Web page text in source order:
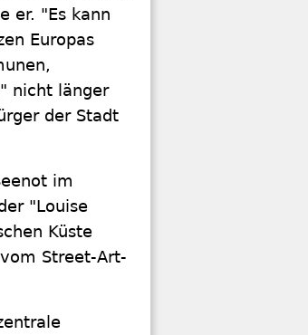
er. "Es kann
Europas
nicht länger
der Stadt
im
"Louise
Küste
Street-Art-